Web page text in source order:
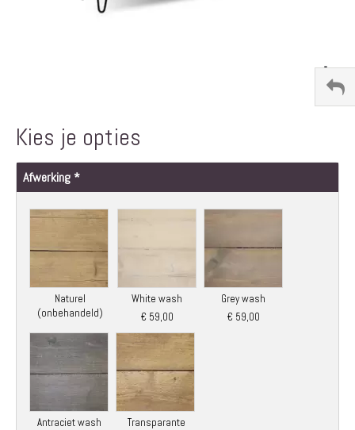
begin
de
afbeeldingen-
Kies je opties
Afwerking
Naturel
(onbehandeld)
White wash
€ 59,00
Grey wash
€ 59,00
Antraciet wash
Transparante